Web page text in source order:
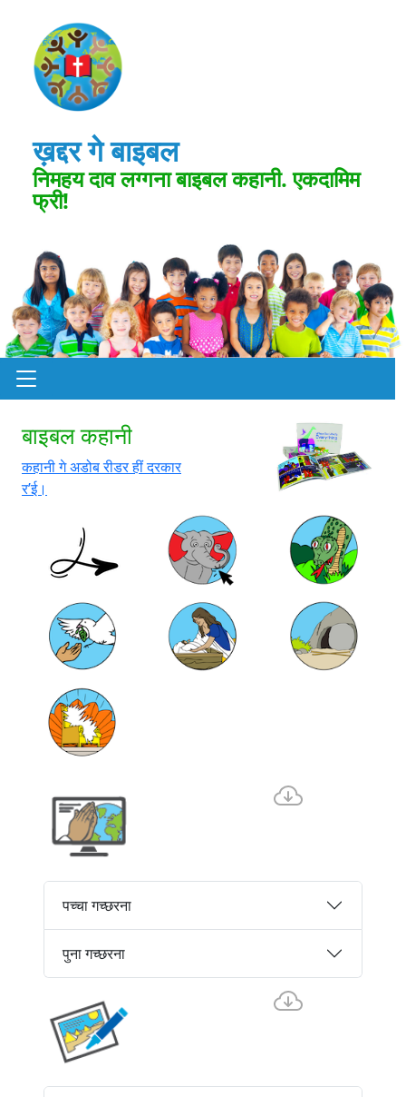
ख़द्दर गे बाइबल
निमहय दाव लग्गना बाइबल कहानी. एकदामिम
फ्री!
बाइबल कहानी
कहानी गे अडोब रीडर हीं दरकार
र’ई।
पच्चा गच्छरना
पुना गच्छरना